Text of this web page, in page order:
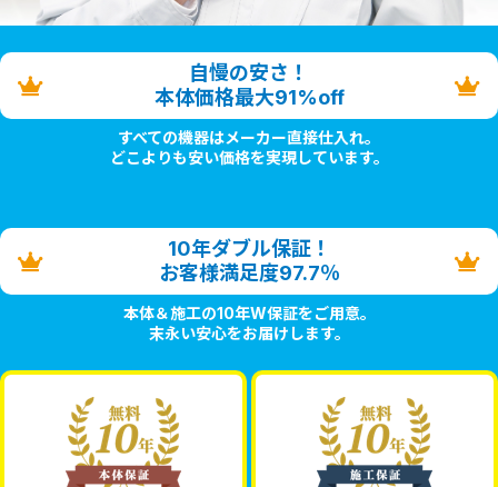
自慢の安さ！
本体価格最大91%off
すべての機器はメーカー直接仕入れ。
どこよりも安い価格を実現しています。
10年ダブル保証！
お客様満足度97.7％
本体＆施工の10年W保証をご用意。
末永い安心をお届けします。